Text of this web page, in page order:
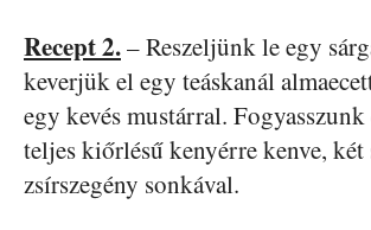
Recept 2.– Reszeljünk le egy
keverjük el egy teáskanál
egy kevés mustárral.
teljes kiőrlésű kenyérre kenve, két
zsírszegény sonkával.